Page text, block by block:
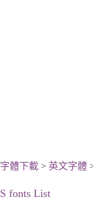
字體下載 > 英文字體
S fonts List